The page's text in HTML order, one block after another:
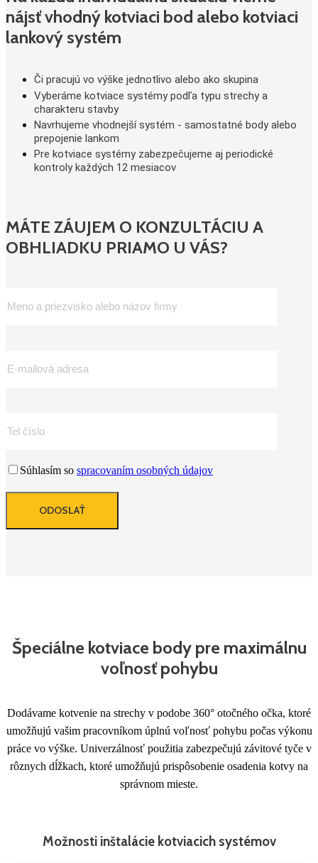
nájsť vhodný kotviaci bod alebo kotviaci
lankový systém
Či pracujú vo výške jednotlivo alebo ako skupina
Vyberáme kotviace systémy podľa typu strechy a
charakteru stavby
Navrhujeme vhodnejší systém - samostatné body alebo
prepojenie lankom
Pre kotviace systémy zabezpečujeme aj periodické
kontroly každých 12 mesiacov
MÁTE ZÁUJEM O KONZULTÁCIU A
OBHLIADKU PRIAMO U VÁS?
Súhlasím so spracovaním osobných údajov
Špeciálne kotviace body pre maximálnu
voľnosť pohybu
Dodávame kotvenie na strechy v podobe 360° otočného očka, ktoré
umožňujú vašim pracovníkom úplnú voľnosť pohybu počas výkonu
práce vo výške. Univerzálnosť použitia zabezpečujú závitové tyče v
rôznych dĺžkach, ktoré umožňujú prispôsobenie osadenia kotvy na
správnom mieste.
Možnosti inštalácie kotviacich systémov